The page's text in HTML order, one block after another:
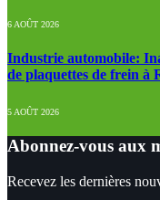
6 AOÛT 2026
Industrie automobile:
de plaquettes de frein à
5 AOÛT 2026
Abonnez-vous aux
Recevez les dernières